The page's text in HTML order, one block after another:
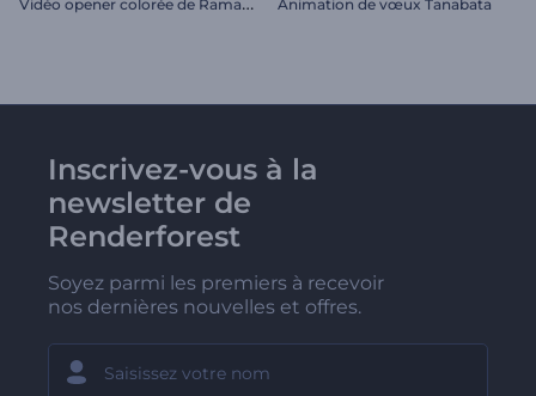
Animation de vœux Tanabata
Inscrivez-vous à la
newsletter de
Renderforest
Soyez parmi les premiers à recevoir
nos dernières nouvelles et offres.